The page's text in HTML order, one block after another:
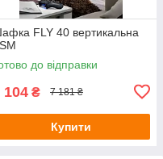
FLY 40 вертикальна
до відправки
104 ₴ 7 181 ₴
Купити